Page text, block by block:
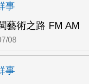
事
藝術之路 FM AM
08
事